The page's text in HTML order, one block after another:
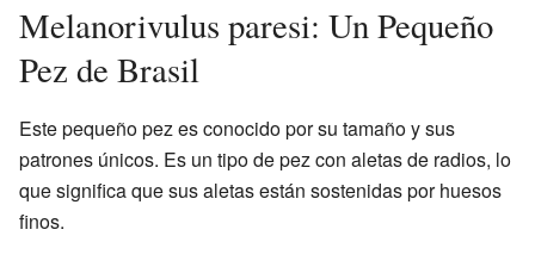
Melanorivulus paresi: Un Pequeño
Pez de Brasil
Este pequeño pez es conocido por su tamaño y sus
patrones únicos. Es un tipo de pez con aletas de radios, lo
que significa que sus aletas están sostenidas por huesos
finos.